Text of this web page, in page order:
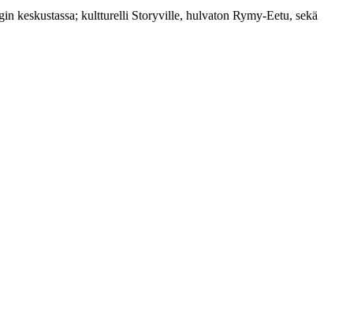
keskustassa; kultturelli Storyville, hulvaton Rymy-Eetu, sekä